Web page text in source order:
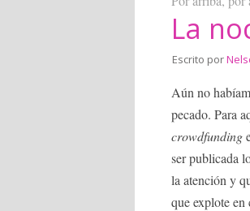
La
Escrito por
Aún no
pecado. Para
crowdfunding
ser publicada
la atención y
que explote en